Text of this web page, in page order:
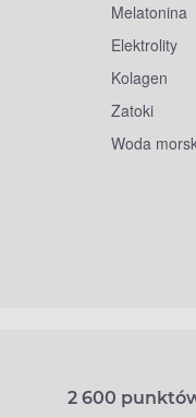
Melatonina
Elektrolity
Kolagen
Zatoki
Woda
2 600